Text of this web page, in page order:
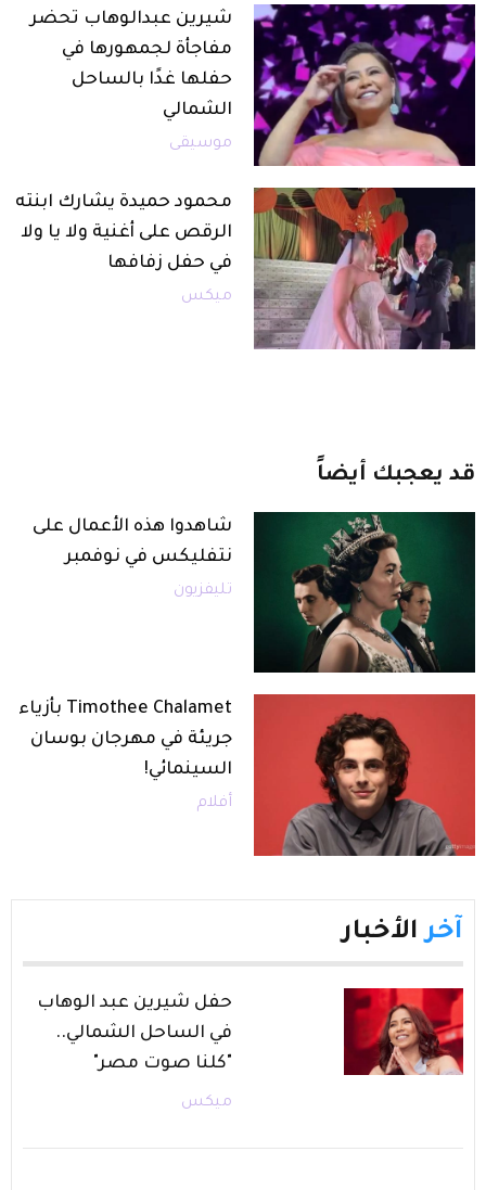
شيرين عبدالوهاب تحضر
مفاجأة لجمهورها في
حفلها غدًا بالساحل
الشمالي
موسيقى
محمود حميدة يشارك ابنته
الرقص على أغنية ولا يا ولا
في حفل زفافها
ميكس
قد يعجبك أيضاً
شاهدوا هذه الأعمال على
نتفليكس في نوفمبر
تليفزيون
Timothee Chalamet بأزياء
جريئة في مهرجان بوسان
السينمائي!
أفلام
آخر الأخبار
حفل شيرين عبد الوهاب
في الساحل الشمالي..
"كلنا صوت مصر"
ميكس